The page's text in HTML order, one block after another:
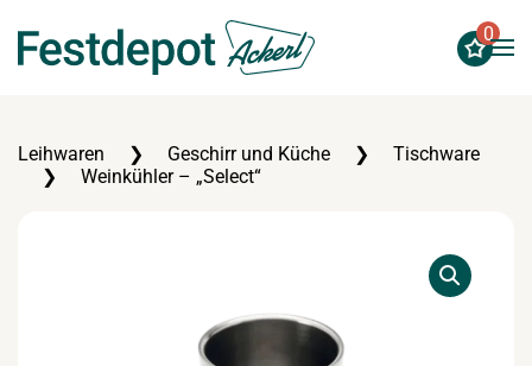
Zum Hauptinhalt springen
0
Leihwaren Geschirr und Küche
Tischware
Weinkühler – „Select“